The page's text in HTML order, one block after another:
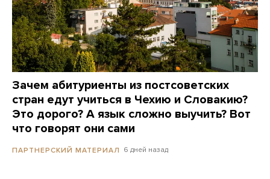
Зачем абитуриенты из постсоветских
стран едут учиться в Чехию и Словакию?
Это дорого? А язык сложно выучить? Вот
что говорят они сами
ПАРТНЕРСКИЙ МАТЕРИАЛ 6 дней назад